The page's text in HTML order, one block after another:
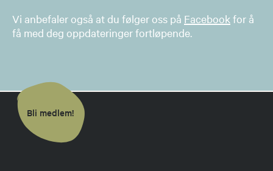
Vi anbefaler også at du følger oss på Facebookfor å
få med deg oppdateringer fortløpende.
Bli medlem!